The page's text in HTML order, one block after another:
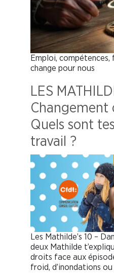
Emploi,
change pour nous
LES
Changement
Quels sont
travail ?
Les Mathilde’s 10 –
deux Mathilde
droits face aux
froid, d’inondations ou